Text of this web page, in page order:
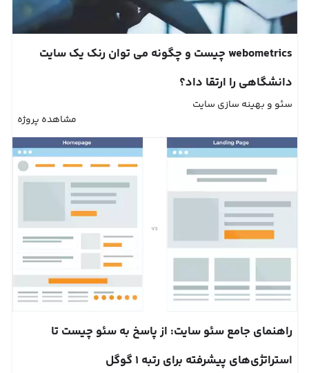
webometrics چیست و چگونه می توان رنک یک سایت
دانشگاهی را ارتقا داد؟
سئو و بهینه سازی سایت
مشاهده پروژه
راهنمای جامع سئو سایت: از پاسخ به سئو چیست تا
استراتژی‌های پیشرفته برای رتبه ۱ گوگل